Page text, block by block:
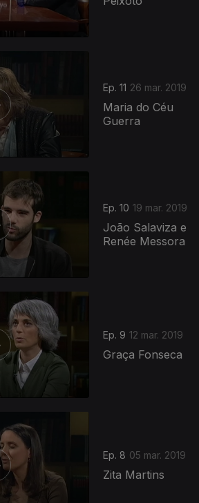
Ep. 11 26 mar. 2019
Maria do Céu
Guerra
Ep. 10 19 mar. 2019
João Salaviza e
Renée Messora
Ep. 9 12 mar. 2019
Graça Fonseca
Ep. 8 05 mar. 2019
Zita Martins